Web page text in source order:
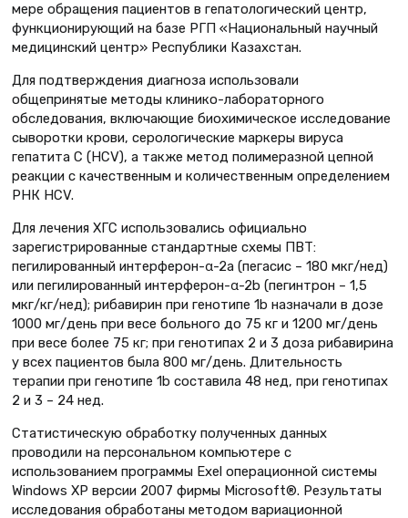
мере обращения пациентов в гепатологический центр,
функционирующий на базе РГП «Национальный научный
медицинский центр» Республики Казахстан.
Для подтверждения диагноза использовали
общепринятые методы клинико-лабораторного
обследования, включающие биохимическое исследование
сыворотки крови, серологические маркеры вируса
гепатита С (HCV), а также метод полимеразной цепной
реакции с качественным и количественным определением
РНК HCV.
Для лечения ХГС использовались официально
зарегистрированные стандартные схемы ПВТ:
пегилированный интерферон-α-2а (пегасис – 180 мкг/нед)
или пегилированный интерферон-α-2b (пегинтрон – 1,5
мкг/кг/нед); рибавирин при генотипе 1b назначали в дозе
1000 мг/день при весе больного до 75 кг и 1200 мг/день
при весе более 75 кг; при генотипах 2 и 3 доза рибавирина
у всех пациентов была 800 мг/день. Длительность
терапии при генотипе 1b составила 48 нед, при генотипах
2 и 3 – 24 нед.
Статистическую обработку полученных данных
проводили на персональном компьютере с
использованием программы Exel операционной системы
Windows XP версии 2007 фирмы Microsoft®. Результаты
исследования обработаны методом вариационной